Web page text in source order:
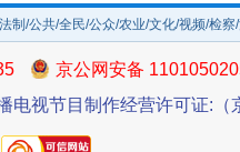
法制/公共/全民/公众/农业/文化/视频/检察
京公网安备
电视节目制作经营许可证:（